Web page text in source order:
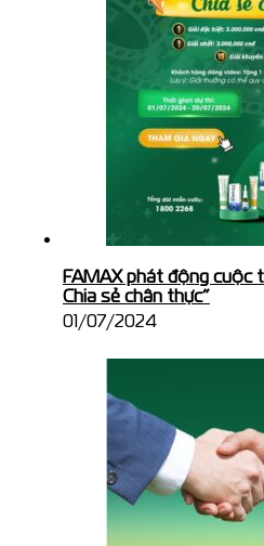
FAMAX phát động cuộc
Chia sẻ chân thực”
01/07/2024